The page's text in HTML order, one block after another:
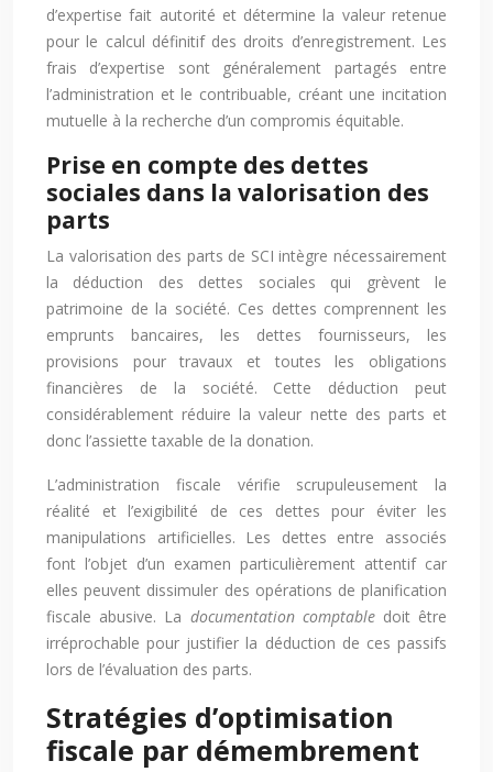
d’expertise fait autorité et détermine la valeur retenue
pour le calcul définitif des droits d’enregistrement. Les
frais d’expertise sont généralement partagés entre
l’administration et le contribuable, créant une incitation
mutuelle à la recherche d’un compromis équitable.
Prise en compte des dettes
sociales dans la valorisation des
parts
La valorisation des parts de SCI intègre nécessairement
la déduction des dettes sociales qui grèvent le
patrimoine de la société. Ces dettes comprennent les
emprunts bancaires, les dettes fournisseurs, les
provisions pour travaux et toutes les obligations
financières de la société. Cette déduction peut
considérablement réduire la valeur nette des parts et
donc l’assiette taxable de la donation.
L’administration fiscale vérifie scrupuleusement la
réalité et l’exigibilité de ces dettes pour éviter les
manipulations artificielles. Les dettes entre associés
font l’objet d’un examen particulièrement attentif car
elles peuvent dissimuler des opérations de planification
fiscale abusive. La documentation comptable doit être
irréprochable pour justifier la déduction de ces passifs
lors de l’évaluation des parts.
Stratégies d’optimisation
fiscale par démembrement